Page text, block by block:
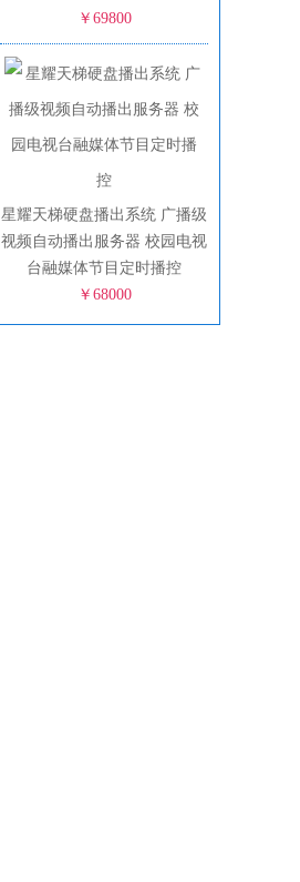
￥69800
星耀天梯硬盘播出系统 广播级
视频自动播出服务器 校园电视
台融媒体节目定时播控
￥68000